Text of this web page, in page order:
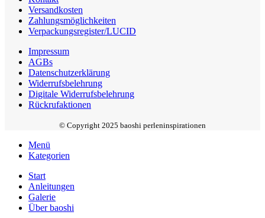
Versandkosten
Zahlungsmöglichkeiten
Verpackungsregister/LUCID
Impressum
AGBs
Datenschutzerklärung
Widerrufsbelehrung
Digitale Widerrufsbelehrung
Rückrufaktionen
© Copyright 2025 baoshi perleninspirationen
Menü
Kategorien
Start
Anleitungen
Galerie
Über baoshi